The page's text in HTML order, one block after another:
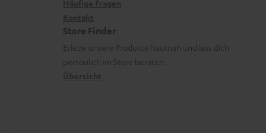
e
r
s
u
r
k
o
d
a
Store Finder
Erlebe unsere Produkte hautnah und lass dich
persönlich im Store beraten.